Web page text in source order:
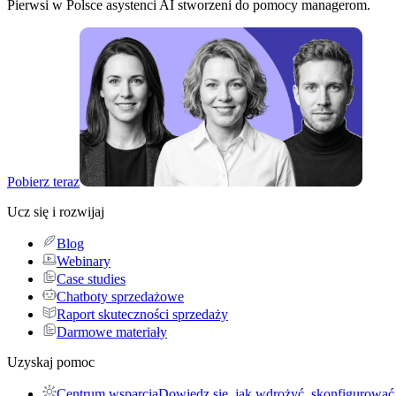
Pierwsi w Polsce asystenci AI stworzeni do pomocy managerom.
Pobierz teraz
Ucz się i rozwijaj
Blog
Webinary
Case studies
Chatboty sprzedażowe
Raport skuteczności sprzedaży
Darmowe materiały
Uzyskaj pomoc